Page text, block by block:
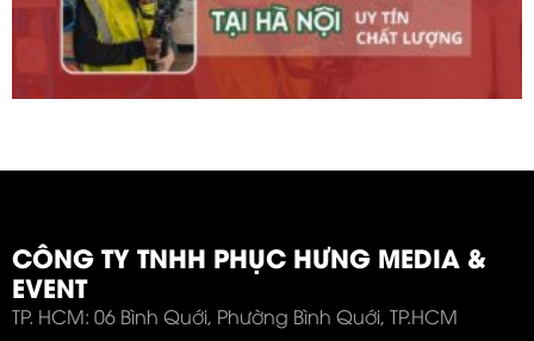
CÔNG TY TNHH PHỤC HƯNG MEDIA &
EVENT
TP. HCM: 06 Bình Quới, Phường Bình Quới, TP.HCM